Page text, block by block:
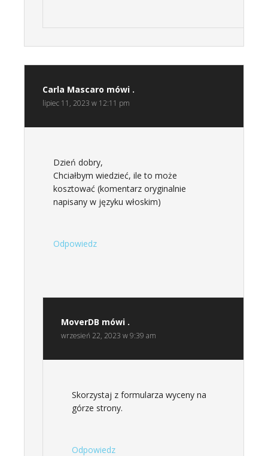
Carla Mascaro mówi .
lipiec 11, 2023 w 12:11 pm
Dzień dobry,
Chciałbym wiedzieć, ile to może
kosztować (komentarz oryginalnie
napisany w języku włoskim)
Odpowiedz
MoverDB mówi .
wrzesień 22, 2023 w 9:39 am
Skorzystaj z formularza wyceny na
górze strony.
Odpowiedz